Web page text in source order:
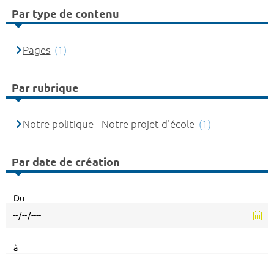
Par type de contenu
Pages (1)
Par rubrique
Notre politique - Notre projet d'école (1)
Par date de création
Du
à